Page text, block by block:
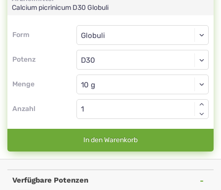
Calcium picrinicum D30 Globuli
Form
Form
Potenz
Globuli
D30
Menge
Globuli
Anzahl
In den Warenkorb
Verfügbare Potenzen